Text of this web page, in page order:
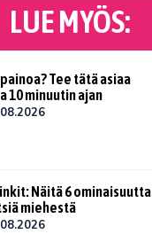
LUE MYÖS:
Tee tätä asiaa
10 minuutin ajan
Näitä 6 ominaisuutta
miehestä